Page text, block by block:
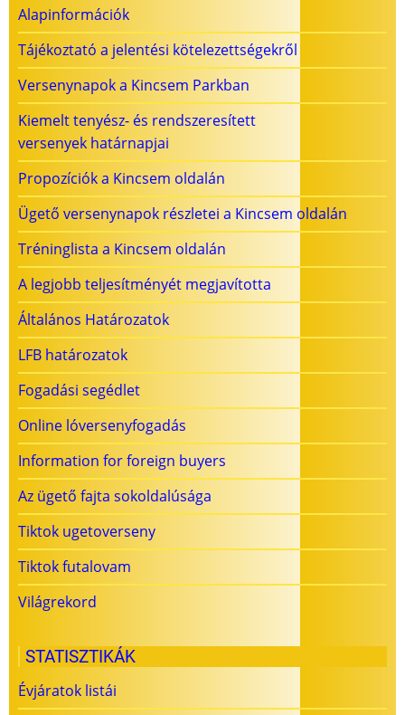
Alapinformációk
Tájékoztató a jelentési kötelezettségekről
Versenynapok a Kincsem Parkban
Kiemelt tenyész- és rendszeresített
versenyek határnapjai
Propozíciók a Kincsem oldalán
Ügető versenynapok részletei a Kincsem oldalán
Tréninglista a Kincsem oldalán
A legjobb teljesítményét megjavította
Általános Határozatok
LFB határozatok
Fogadási segédlet
Online lóversenyfogadás
Information for foreign buyers
Az ügető fajta sokoldalúsága
Tiktok ugetoverseny
Tiktok futalovam
Világrekord
STATISZTIKÁK
Évjáratok listái